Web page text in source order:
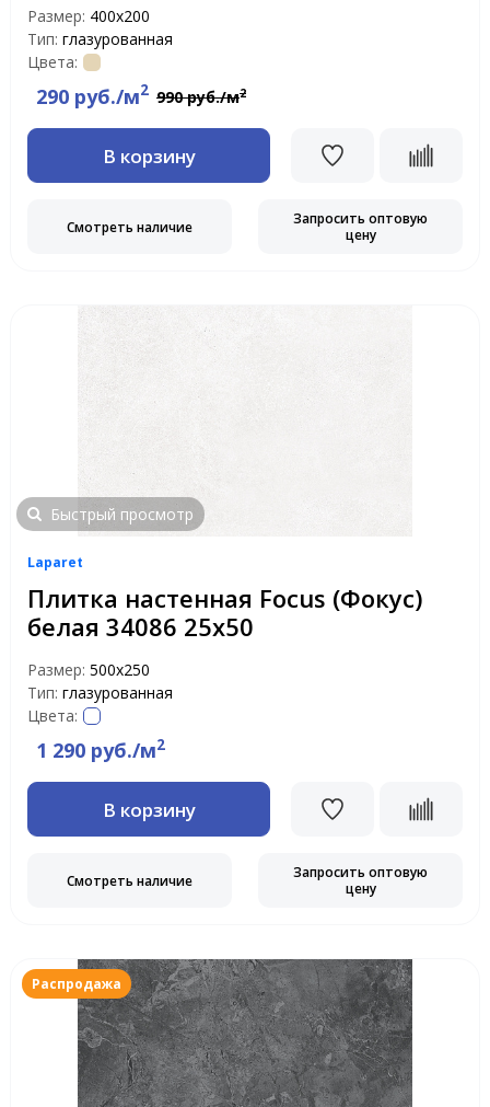
Размер: 400х200
Тип: глазурованная
Цвета:
290 руб./м2 990 руб./м2
В корзину
Смотреть наличие
Запросить оптовую
цену
Быстрый просмотр
Laparet
Плитка настенная Focus (Фокус)
белая 34086 25х50
Размер: 500х250
Тип: глазурованная
Цвета:
1 290 руб./м2
В корзину
Смотреть наличие
Запросить оптовую
цену
Распродажа